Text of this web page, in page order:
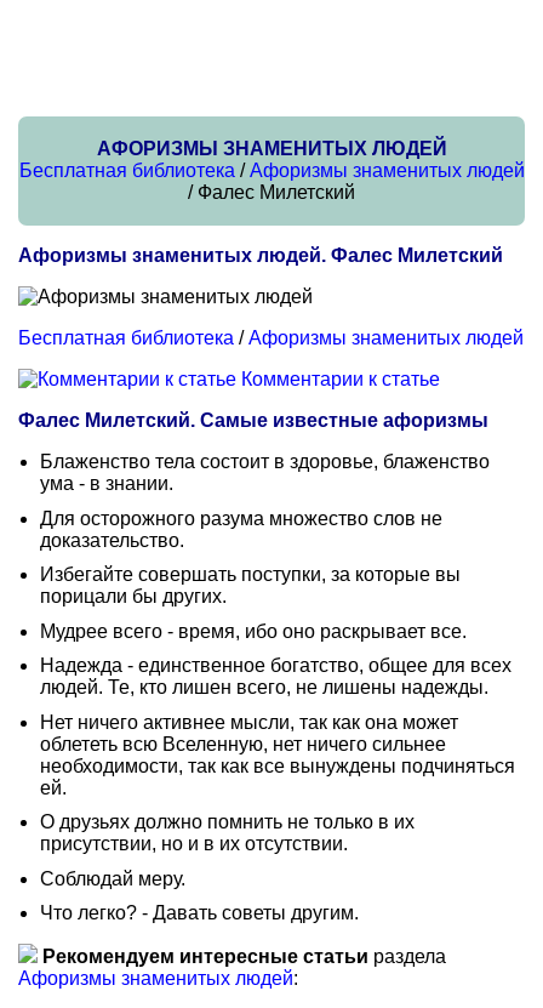
АФОРИЗМЫ ЗНАМЕНИТЫХ ЛЮДЕЙ
Бесплатная библиотека /Афоризмы знаменитых людей
/ Фалес Милетский
Афоризмы знаменитых людей. Фалес Милетский
Бесплатная библиотека /Афоризмы знаменитых людей
Комментарии к статье
Фалес Милетский. Самые известные афоризмы
Блаженство тела состоит в здоровье, блаженство
ума - в знании.
Для осторожного разума множество слов не
доказательство.
Избегайте совершать поступки, за которые вы
порицали бы других.
Мудрее всего - время, ибо оно раскрывает все.
Надежда - единственное богатство, общее для всех
людей. Те, кто лишен всего, не лишены надежды.
Нет ничего активнее мысли, так как она может
облететь всю Вселенную, нет ничего сильнее
необходимости, так как все вынуждены подчиняться
ей.
О друзьях должно помнить не только в их
присутствии, но и в их отсутствии.
Соблюдай меру.
Что легко? - Давать советы другим.
Рекомендуем интересные статьи раздела
Афоризмы знаменитых людей: